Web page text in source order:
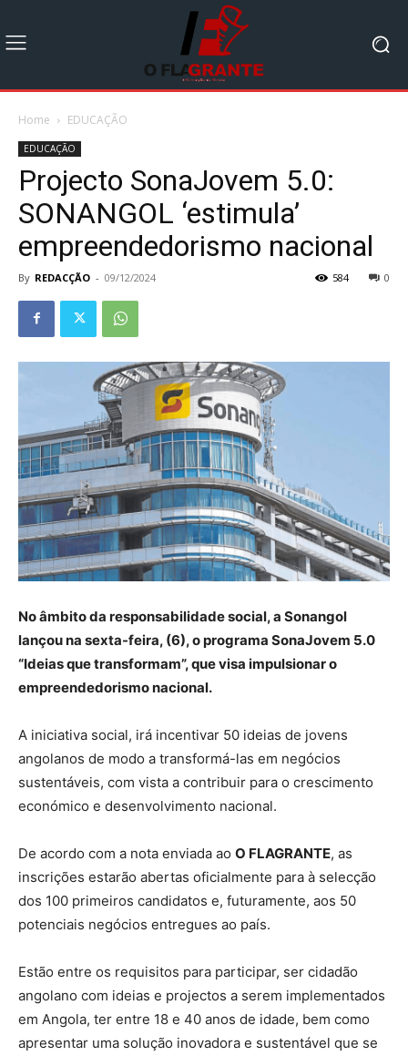
Home EDUCAÇÃO
EDUCAÇÃO
Projecto SonaJovem 5.0:
SONANGOL ‘estimula’
empreendedorismo nacional
By REDACÇÃO - 09/12/2024 0
584
No âmbito da responsabilidade social, a Sonangol
lançou na sexta-feira, (6), o programa SonaJovem 5.0
“Ideias que transformam”, que visa impulsionar o
empreendedorismo nacional.
A iniciativa social, irá incentivar 50 ideias de jovens
angolanos de modo a transformá-las em negócios
sustentáveis, com vista a contribuir para o crescimento
económico e desenvolvimento nacional.
De acordo com a nota enviada ao O FLAGRANTE, as
inscrições estarão abertas oficialmente para à selecção
dos 100 primeiros candidatos e, futuramente, aos 50
potenciais negócios entregues ao país.
Estão entre os requisitos para participar, ser cidadão
angolano com ideias e projectos a serem implementados
em Angola, ter entre 18 e 40 anos de idade, bem como
apresentar uma solução inovadora e sustentável que se